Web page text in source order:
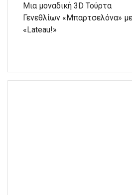
Μια μοναδική 3D Τούρτα
Γενεθλίων «Μπαρτσελόνα»
«Lateau!»